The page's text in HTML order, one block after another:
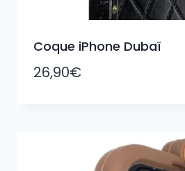
Coque iPhone Dubaï
26,90€